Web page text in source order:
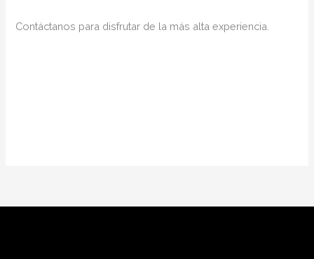
Contáctanos para disfrutar de la más alta experiencia.